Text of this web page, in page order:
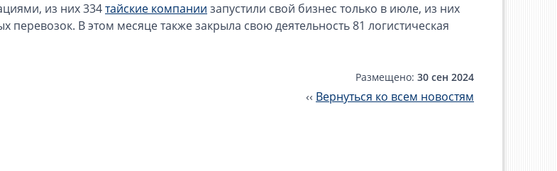
из них 334тайские компании запустили свой бизнес только в июле, из них
перевозок. В этом месяце также закрыла свою деятельность 81 логистическая
Размещено: 30 сен 2024
‹‹ Вернуться ко всем новостям